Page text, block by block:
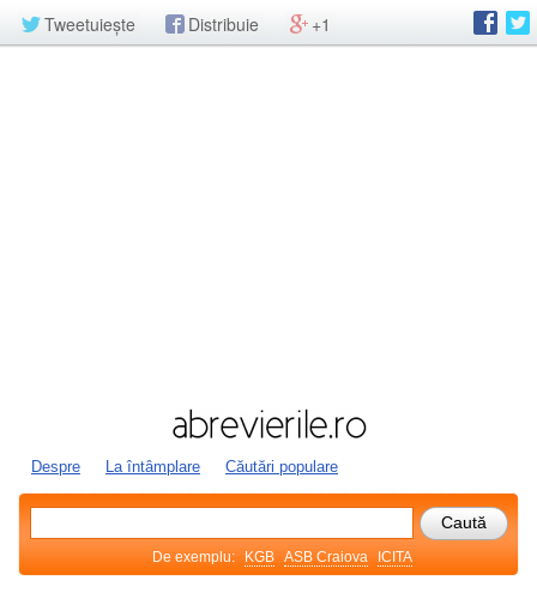
Tweetuiește Distribuie +1
Despre La întâmplare Căutări populare
De exemplu: KGB ASB Craiova ICITA